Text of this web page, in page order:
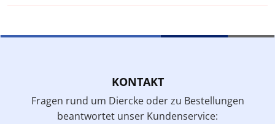
KONTAKT
Fragen rund um Diercke oder zu Bestellungen
beantwortet unser Kundenservice: